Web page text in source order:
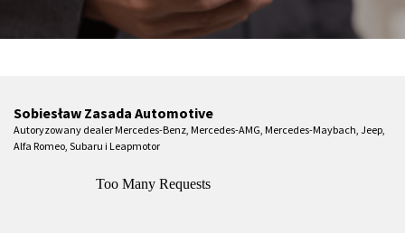
Sobiesław Zasada Automotive
Autoryzowany dealer Mercedes-Benz, Mercedes-AMG, Mercedes-Maybach, Jeep,
Alfa Romeo, Subaru i Leapmotor